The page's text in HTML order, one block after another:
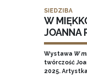
SIEDZIBA
W
JOANNA
Wystawa W
twórczość
2025.